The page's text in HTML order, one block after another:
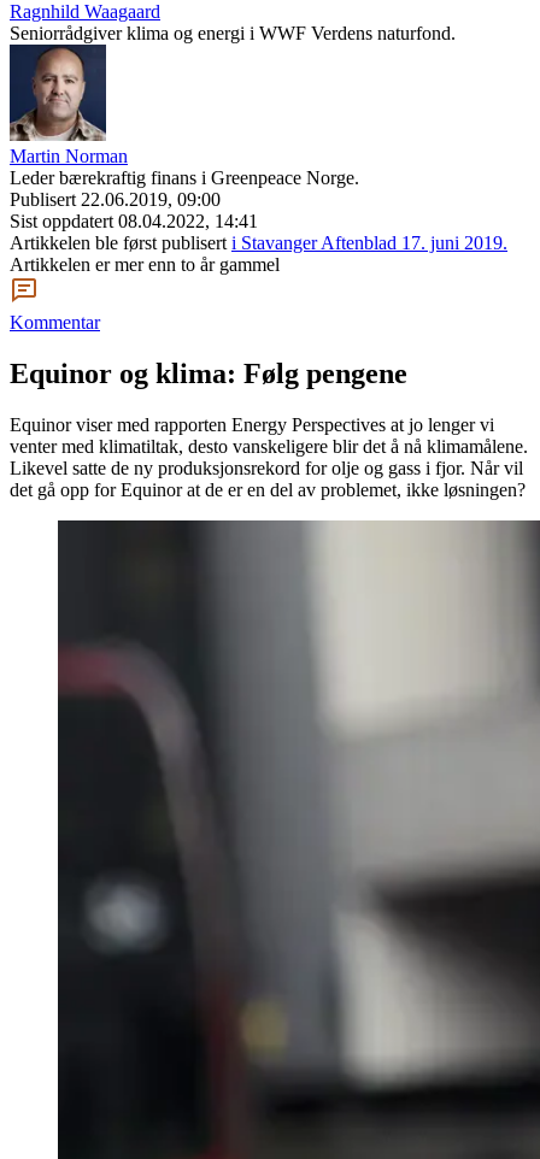
Ragnhild Waagaard
Seniorrådgiver klima og energi i WWF Verdens naturfond.
Martin Norman
Leder bærekraftig finans i Greenpeace Norge.
Publisert 22.06.2019, 09:00
Sist oppdatert 08.04.2022, 14:41
Artikkelen ble først publisert i Stavanger Aftenblad 17. juni 2019.
Artikkelen er mer enn to år gammel
Kommentar
Equinor og klima: Følg pengene
Equinor viser med rapporten Energy Perspectives at jo lenger vi
venter med klimatiltak, desto vanskeligere blir det å nå klimamålene.
Likevel satte de ny produksjonsrekord for olje og gass i fjor. Når vil
det gå opp for Equinor at de er en del av problemet, ikke løsningen?